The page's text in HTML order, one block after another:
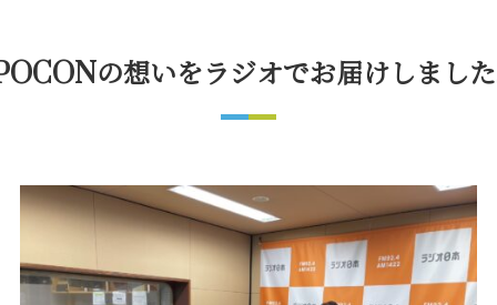
の想いをラジオでお届けしました